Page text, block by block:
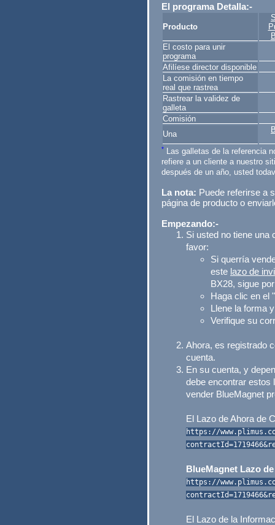
El programa Detalla:-
Producto
El costo para unir
programa
Afilíese director disponible
La comisión en tiempo
real que rastrea
Rastrear la validez de
galleta
Comisión
Una
* Las galletas de la referencia
refiere a un cliente a nuestro
después de un año, usted
La nota: Puede referirse a
página de producto o
Empezando:-
Si usted no tiene una
favor:
Si querría
este lazo de
BX28, sigue
Haga clic en el
Llene la forma
Verifique su
Ahora, es registrado
cuenta.
En su cuenta, y
debe encontrar estos
vender BlueMagnet
El Lazo de Ahora de
https://
BlueMagnet Lazo
https://
El Lazo de la